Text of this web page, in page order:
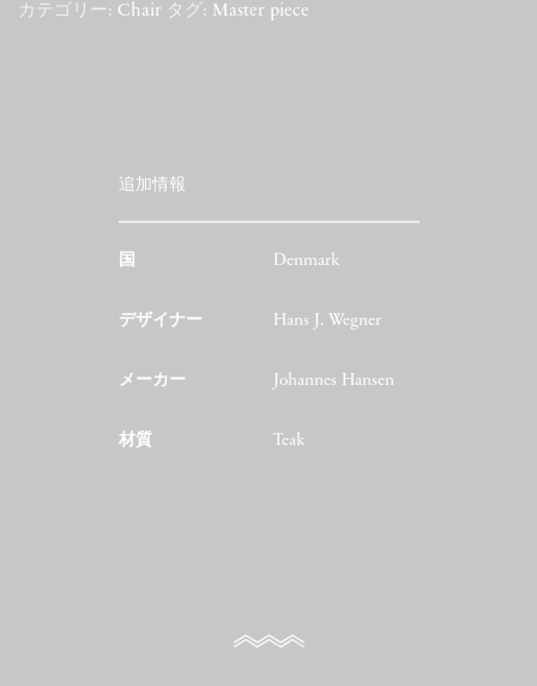
カテゴリー: Chair タグ: Master piece
追加情報
国 Denmark
デザイナー Hans J. Wegner
メーカー Johannes Hansen
材質 Teak